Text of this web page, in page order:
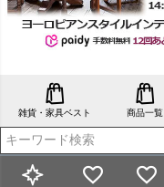
雑貨・家具ベスト 商品一覧